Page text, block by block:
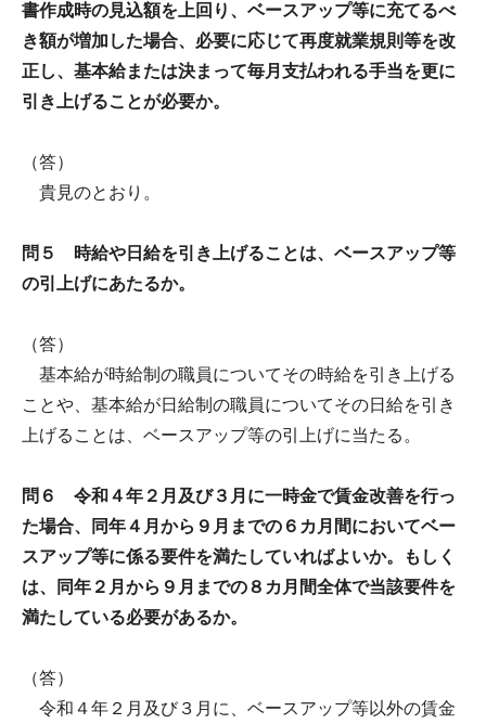
書作成時の見込額を上回り、ベースアップ等に充てるべ
き額が増加した場合、必要に応じて再度就業規則等を改
正し、基本給または決まって毎月支払われる手当を更に
引き上げることが必要か。
（答）
貴見のとおり。
問５ 時給や日給を引き上げることは、ベースアップ等
の引上げにあたるか。
（答）
基本給が時給制の職員についてその時給を引き上げる
ことや、基本給が日給制の職員についてその日給を引き
上げることは、ベースアップ等の引上げに当たる。
問６ 令和４年２月及び３月に一時金で賃金改善を行っ
た場合、同年４月から９月までの６カ月間においてベー
スアップ等に係る要件を満たしていればよいか。もしく
は、同年２月から９月までの８カ月間全体で当該要件を
満たしている必要があるか。
（答）
令和４年２月及び３月に、ベースアップ等以外の賃金